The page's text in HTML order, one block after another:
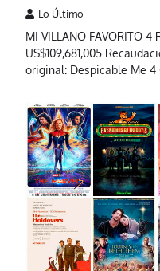
Lo Último
MI VILLANO FAVORITO
US$109,681,005
original: Despicable Me 4